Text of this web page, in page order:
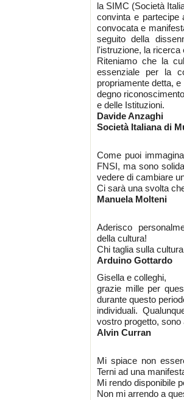
la SIMC (Società
convinta e partecipe
convocata e
seguito della
l'istruzione, la ricerca
Riteniamo che la
essenziale per la
propriamente detta,
degno
e delle Istituzioni.
Davide Anzaghi
Società Italiana di
Come puoi
FNSI, ma sono
vedere di cambiare
Ci sarà una svolta
Manuela Molteni
Aderisco
della cultura!
Chi taglia sulla
Arduino Gottardo
Gisella e colleghi,
grazie mille per
durante questo
individuali.
vostro progetto, sono
Alvin Curran
Mi spiace non
Terni ad una
Mi rendo disponibile
Non mi arrendo a